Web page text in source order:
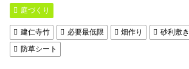
庭づくり
建仁寺竹 必要最低限 畑作り 砂利敷き
防草シート